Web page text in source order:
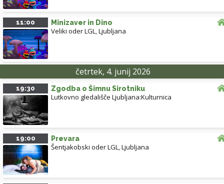
11:00 Minizaver in Dino
Veliki oder LGL,Ljubljana
četrtek, 4. junij 2026
19:30 Zgodba o Šimnu Sirotniku
Lutkovno gledališče Ljubljana:Kulturnica
19:00 Prevara
Šentjakobski oder LGL,Ljubljana